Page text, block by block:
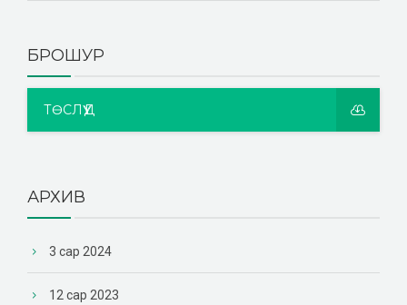
БРОШУР
ТӨСЛҮҮД
АРХИВ
3 сар 2024
12 сар 2023